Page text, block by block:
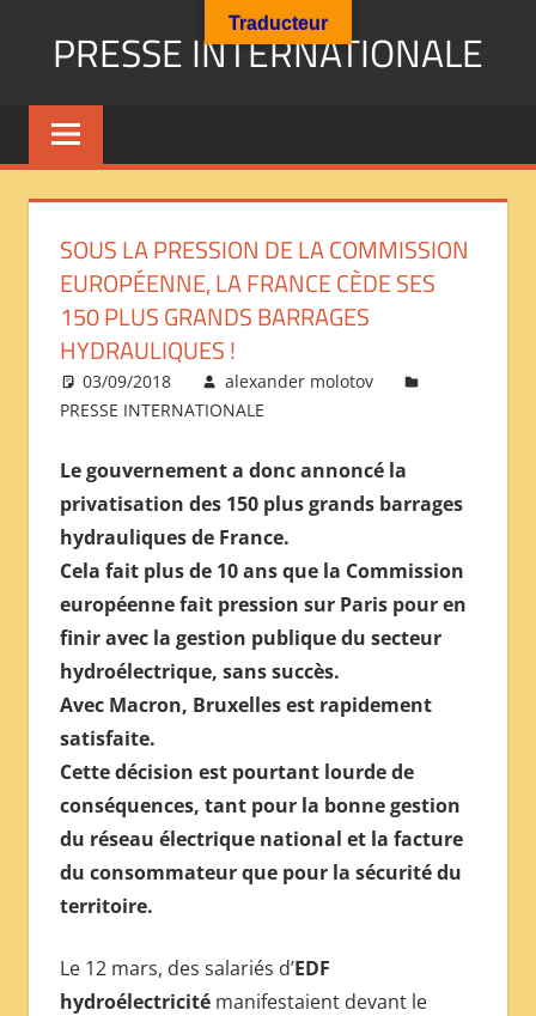
PRESSE INTERNATIONALE
Presse
Internationale
Géopolitique
Immigration
Société
Emploi
Economie
Géostratégie-
INTERNATIONAL
REVIEW
——
ОБЗОР
МЕЖДУНАРОДНОЙ
ПРЕССЫ
SOUS LA PRESSION DE LA COMMISSION
EUROPÉENNE, LA FRANCE CÈDE SES
150 PLUS GRANDS BARRAGES
HYDRAULIQUES !
03/09/2018
alexander molotov
PRESSE INTERNATIONALE
Le gouvernement a donc annoncé la
privatisation des 150 plus grands barrages
hydrauliques de France.
Cela fait plus de 10 ans que la Commission
européenne fait pression sur Paris pour en
finir avec la gestion publique du secteur
hydroélectrique, sans succès.
Avec Macron, Bruxelles est rapidement
satisfaite.
Cette décision est pourtant lourde de
conséquences, tant pour la bonne gestion
du réseau électrique national et la facture
du consommateur que pour la sécurité du
territoire.
Le 12 mars, des salariés d’EDF
hydroélectricitémanifestaient devant le
Traducteur